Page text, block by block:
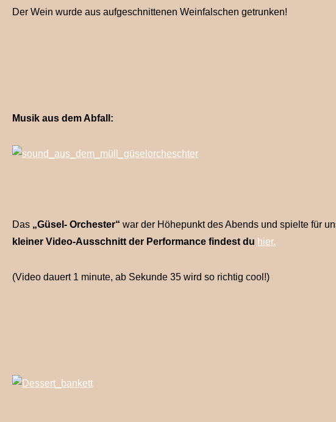
Der Wein wurde aus aufgeschnittenen Weinfalschen getrunken!
Musik aus dem Abfall:
Das „Güsel- Orchester“ war der Höhepunkt des Abends und spielte für
kleiner Video-Ausschnitt der Performance findest du hier.
(Video dauert 1 minute, ab Sekunde 35 wird so richtig cool!)